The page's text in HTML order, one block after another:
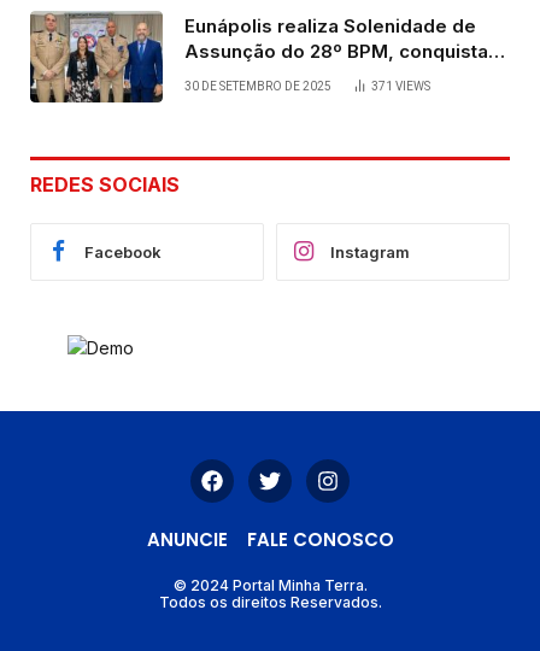
Eunápolis realiza Solenidade de
Assunção do 28º BPM, conquista
viabilizada por articulação política
30 DE SETEMBRO DE 2025 371 VIEWS
REDES SOCIAIS
Facebook Instagram
ANUNCIE FALE CONOSCO
© 2024 Portal Minha Terra.
Todos os direitos Reservados.